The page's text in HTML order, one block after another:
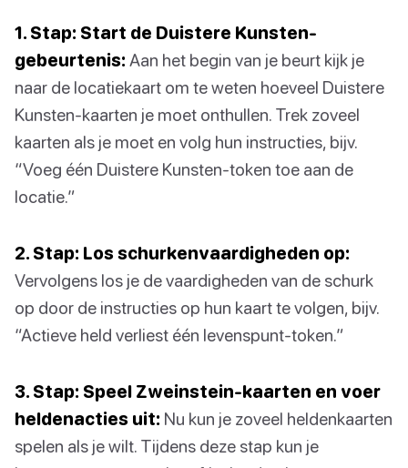
1. Stap: Start de Duistere Kunsten-
gebeurtenis: Aan het begin van je beurt kijk je
naar de locatiekaart om te weten hoeveel Duistere
Kunsten-kaarten je moet onthullen. Trek zoveel
kaarten als je moet en volg hun instructies, bijv.
“Voeg één Duistere Kunsten-token toe aan de
locatie.”
2. Stap: Los schurkenvaardigheden op:
Vervolgens los je de vaardigheden van de schurk
op door de instructies op hun kaart te volgen, bijv.
“Actieve held verliest één levenspunt-token.”
3. Stap: Speel Zweinstein-kaarten en voer
heldenacties uit: Nu kun je zoveel heldenkaarten
spelen als je wilt. Tijdens deze stap kun je